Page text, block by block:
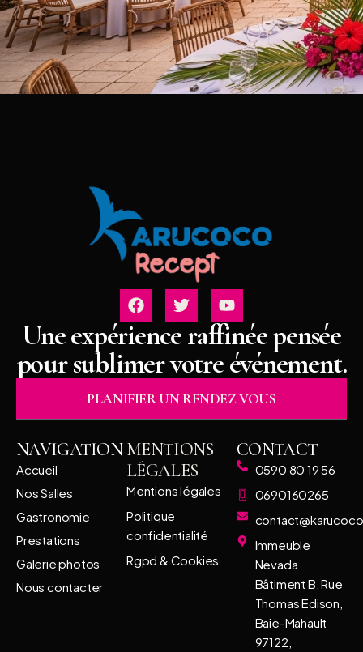
Une expérience raffinée pensée
pour sublimer votre événement.
PLANIFIER UN RENDEZ VOUS
NAVIGATION
Accueil
Nos Salles
Gastronomie
Prestations
Galerie photos
Nous contacter
MENTIONS
LÉGALES
Mentions légales
Politique
confidentialité
Rgpd & Cookies
CONTACT
0590 80 19 56
0690160265
Immeuble
Nevada
Bâtiment B, Rue
Thomas Edison,
Baie-Mahault
97122,